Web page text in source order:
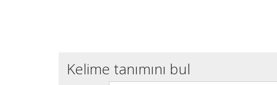
Kelime tanımını bul